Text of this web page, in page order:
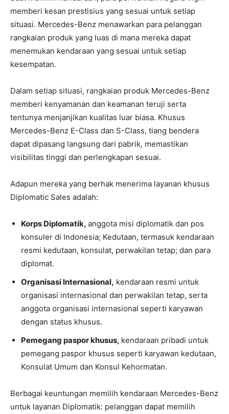
memberi kesan prestisius yang sesuai untuk setiap
situasi. Mercedes-Benz menawarkan para pelanggan
rangkaian produk yang luas di mana mereka dapat
menemukan kendaraan yang sesuai untuk setiap
kesempatan.
Dalam setiap situasi, rangkaian produk Mercedes-Benz
memberi kenyamanan dan keamanan teruji serta
tentunya menjanjikan kualitas luar biasa. Khusus
Mercedes-Benz E-Class dan S-Class, tiang bendera
dapat dipasang langsung dari pabrik, memastikan
visibilitas tinggi dan perlengkapan sesuai.
Adapun mereka yang berhak menerima layanan khusus
Diplomatic Sales adalah:
Korps Diplomatik, anggota misi diplomatik dan pos
konsuler di Indonesia; Kedutaan, termasuk kendaraan
resmi kedutaan, konsulat, perwakilan tetap; dan para
diplomat.
Organisasi Internasional, kendaraan resmi untuk
organisasi internasional dan perwakilan tetap, serta
anggota organisasi internasional seperti karyawan
dengan status khusus.
Pemegang paspor khusus, kendaraan pribadi untuk
pemegang paspor khusus seperti karyawan kedutaan,
Konsulat Umum dan Konsul Kehormatan.
Berbagai keuntungan memilih kendaraan Mercedes-Benz
untuk layanan Diplomatik: pelanggan dapat memilih